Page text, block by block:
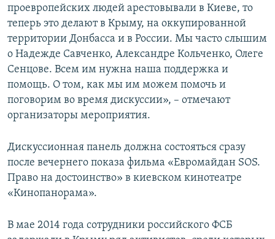
проевропейских людей арестовывали в Киеве, то
теперь это делают в Крыму, на оккупированной
территории Донбасса и в России. Мы часто слышим
о Надежде Савченко, Александре Кольченко, Олеге
Сенцове. Всем им нужна наша поддержка и
помощь. О том, как мы им можем помочь и
поговорим во время дискуссии», – отмечают
организаторы мероприятия.
Дискуссионная панель должна состояться сразу
после вечернего показа фильма «Евромайдан SOS.
Право на достоинство» в киевском кинотеатре
«Кинопанорама».
В мае 2014 года сотрудники российского ФСБ